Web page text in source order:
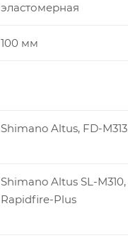
эластомерная
100 мм
Shimano Altus, FD-M313
Shimano Altus SL-M310,
Rapidfire-Plus